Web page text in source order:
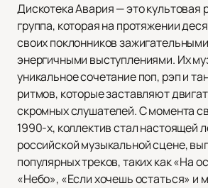
Дискотека Авария — это культовая
группа, которая на протяжении
своих поклонников
энергичными выступлениями. Их
уникальное сочетание поп, рэп и
ритмов, которые заставляют
скромных слушателей. С момента
1990-х, коллектив стал настоящей
российской музыкальной сцене,
популярных треков, таких как «На
«Небо», «Если хочешь остаться» и